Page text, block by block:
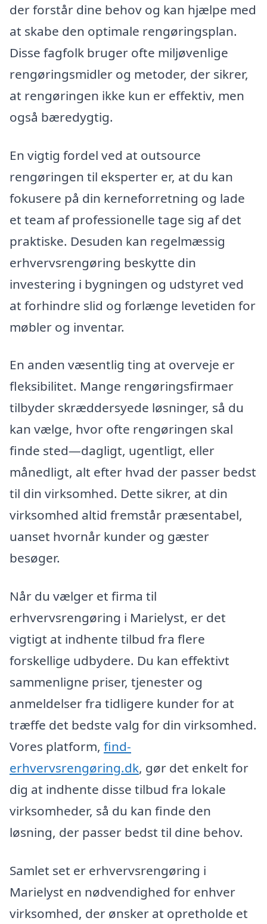
der forstår dine behov og kan hjælpe med
at skabe den optimale rengøringsplan.
Disse fagfolk bruger ofte miljøvenlige
rengøringsmidler og metoder, der sikrer,
at rengøringen ikke kun er effektiv, men
også bæredygtig.
En vigtig fordel ved at outsource
rengøringen til eksperter er, at du kan
fokusere på din kerneforretning og lade
et team af professionelle tage sig af det
praktiske. Desuden kan regelmæssig
erhvervsrengøring beskytte din
investering i bygningen og udstyret ved
at forhindre slid og forlænge levetiden for
møbler og inventar.
En anden væsentlig ting at overveje er
fleksibilitet. Mange rengøringsfirmaer
tilbyder skræddersyede løsninger, så du
kan vælge, hvor ofte rengøringen skal
finde sted—dagligt, ugentligt, eller
månedligt, alt efter hvad der passer bedst
til din virksomhed. Dette sikrer, at din
virksomhed altid fremstår præsentabel,
uanset hvornår kunder og gæster
besøger.
Når du vælger et firma til
erhvervsrengøring i Marielyst, er det
vigtigt at indhente tilbud fra flere
forskellige udbydere. Du kan effektivt
sammenligne priser, tjenester og
anmeldelser fra tidligere kunder for at
træffe det bedste valg for din virksomhed.
Vores platform, find-
erhvervsrengøring.dk, gør det enkelt for
dig at indhente disse tilbud fra lokale
virksomheder, så du kan finde den
løsning, der passer bedst til dine behov.
Samlet set er erhvervsrengøring i
Marielyst en nødvendighed for enhver
virksomhed, der ønsker at opretholde et